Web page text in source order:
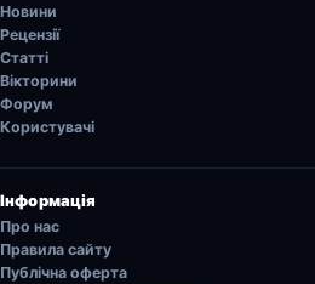
Новини
Рецензії
Статті
Вікторини
Форум
Користувачі
Інформація
Про нас
Правила сайту
Публічна оферта